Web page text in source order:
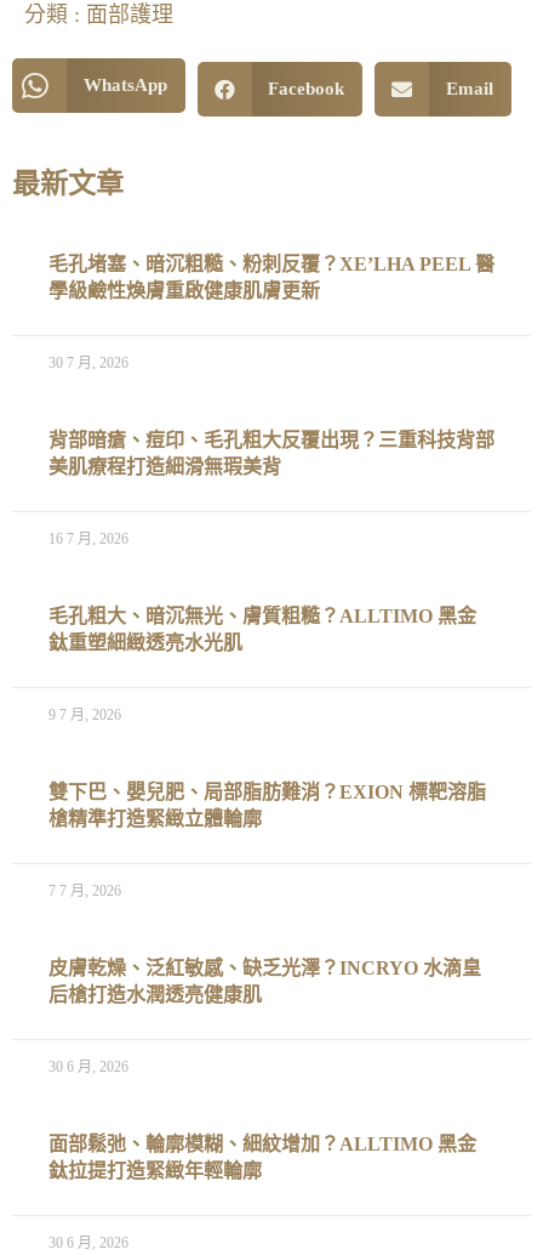
分類 : 面部護理
WhatsApp Facebook Email
最新文章
毛孔堵塞、暗沉粗糙、粉刺反覆？XE’LHA PEEL 醫
學級鹼性煥膚重啟健康肌膚更新
30 7 月, 2026
背部暗瘡、痘印、毛孔粗大反覆出現？三重科技背部
美肌療程打造細滑無瑕美背
16 7 月, 2026
毛孔粗大、暗沉無光、膚質粗糙？ALLTIMO 黑金
鈦重塑細緻透亮水光肌
9 7 月, 2026
雙下巴、嬰兒肥、局部脂肪難消？EXION 標靶溶脂
槍精準打造緊緻立體輪廓
7 7 月, 2026
皮膚乾燥、泛紅敏感、缺乏光澤？INCRYO 水滴皇
后槍打造水潤透亮健康肌
30 6 月, 2026
面部鬆弛、輪廓模糊、細紋增加？ALLTIMO 黑金
鈦拉提打造緊緻年輕輪廓
30 6 月, 2026